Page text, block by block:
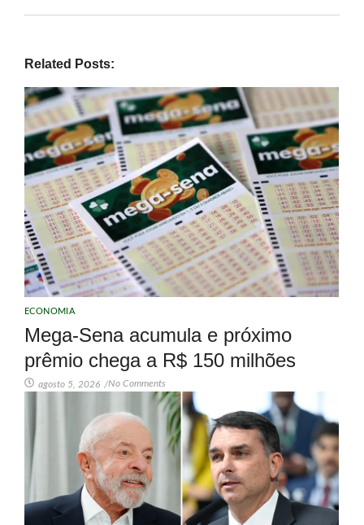
Related Posts:
ECONOMIA
Mega-Sena acumula e próximo
prêmio chega a R$ 150 milhões
agosto 5, 2026 /No Comments